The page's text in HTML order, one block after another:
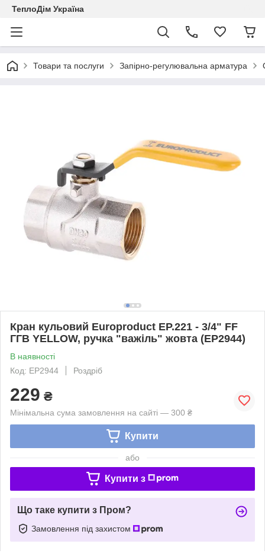
ТеплоДім Україна
Товари та послуги Запірно-регулювальна арматура
Кран кульовий Europroduct EP.221 - 3/4" FF
ГГВ YELLOW, ручка "важіль" жовта (EP2944)
В наявності
Код: EP2944
Роздріб
229 ₴
Мінімальна сума замовлення на сайті — 300 ₴
Купити
або
Купити з
Що таке купити з Пром?
Замовлення під захистом